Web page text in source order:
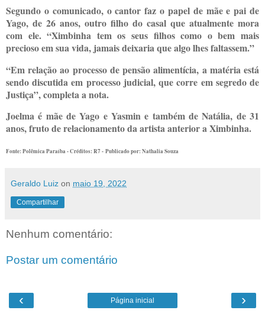
Segundo o comunicado, o cantor faz o papel de mãe e pai de
Yago, de 26 anos, outro filho do casal que atualmente mora
com ele. “Ximbinha tem os seus filhos como o bem mais
precioso em sua vida, jamais deixaria que algo lhes faltassem.”
“Em relação ao processo de pensão alimentícia, a matéria está
sendo discutida em processo judicial, que corre em segredo de
Justiça”, completa a nota.
Joelma é mãe de Yago e Yasmin e também de Natália, de 31
anos, fruto de relacionamento da artista anterior a Ximbinha.
Fonte: Polêmica Paraíba - Créditos: R7 - Publicado por: Nathalia Souza
Geraldo Luiz on maio 19, 2022
Compartilhar
Nenhum comentário:
Postar um comentário
‹ ›
Página inicial